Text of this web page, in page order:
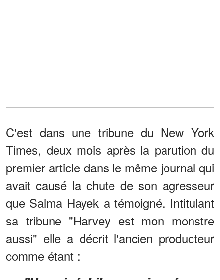
C'est dans une tribune du New York
Times, deux mois après la parution du
premier article dans le même journal qui
avait causé la chute de son agresseur
que Salma Hayek a témoigné. Intitulant
sa tribune "Harvey est mon monstre
aussi" elle a décrit l'ancien producteur
comme étant :